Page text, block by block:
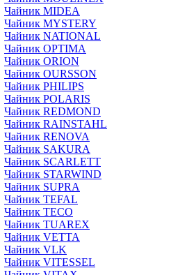
Чайник MIDEA
Чайник MYSTERY
Чайник NATIONAL
Чайник OPTIMA
Чайник ORION
Чайник OURSSON
Чайник PHILIPS
Чайник POLARIS
Чайник REDMOND
Чайник RAINSTAHL
Чайник RENOVA
Чайник SAKURA
Чайник SCARLETT
Чайник STARWIND
Чайник SUPRA
Чайник TEFAL
Чайник TECO
Чайник TUAREX
Чайник VETTA
Чайник VLK
Чайник VITESSEL